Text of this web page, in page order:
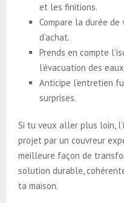
et les finitions.
Compare la durée
d’achat.
Prends en compte
l’évacuation des
Anticipe l’entretien
surprises.
Si tu veux aller plus loin,
projet par un couvreur
meilleure façon de
solution durable,
ta maison.